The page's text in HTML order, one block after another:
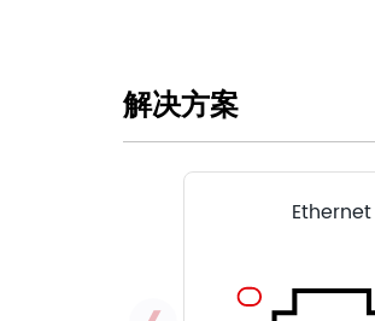
解决方案
Ethernet